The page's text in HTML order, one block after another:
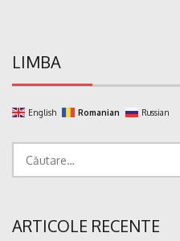
LIMBA
English Romanian Russian
după:
ARTICOLE RECENTE